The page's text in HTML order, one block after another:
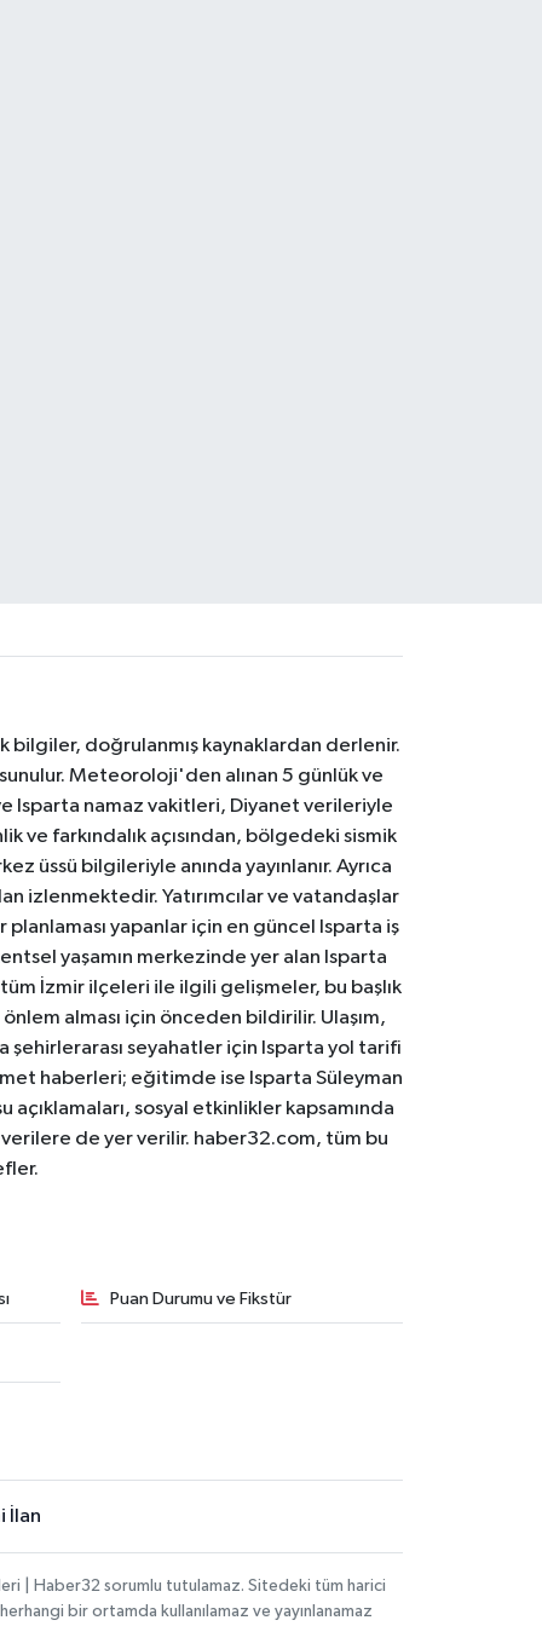
bilgiler, doğrulanmış kaynaklardan derlenir.
Meteoroloji'den alınan 5 günlük ve
Isparta namaz vakitleri, Diyanet verileriyle
ve farkındalık açısından, bölgedeki sismik
üssü bilgileriyle anında yayınlanır. Ayrıca
izlenmektedir. Yatırımcılar ve vatandaşlar
planlaması yapanlar için en güncel Isparta iş
yaşamın merkezinde yer alan Isparta
tüm İzmir ilçeleri ile ilgili gelişmeler, bu başlık
alması için önceden bildirilir. Ulaşım,
şehirlerarası seyahatler için Isparta yol tarifi
haberleri; eğitimde ise Isparta Süleyman
sosyal etkinlikler kapsamında
de yer verilir. haber32.com, tüm bu
Puan Durumu ve Fikstür
İlan
| Haber32 sorumlu tutulamaz. Sitedeki tüm harici
bir ortamda kullanılamaz ve yayınlanamaz